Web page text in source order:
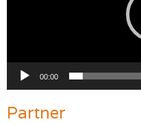
00:00
Partner